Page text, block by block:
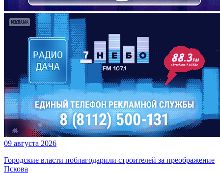
09 августа 2026
Городские власти поблагодарили строителей за преображение
Пскова